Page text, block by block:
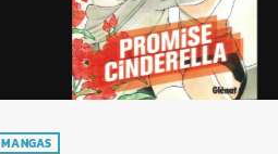
MANGAS